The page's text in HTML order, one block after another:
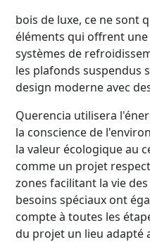
bois de luxe, ce ne sont
éléments qui offrent
systèmes de
les plafonds suspendus
design moderne avec
Querencia utilisera
la conscience de
la valeur écologique au
comme un projet
zones facilitant la vie
besoins spéciaux ont
compte à toutes les
du projet un lieu adapté